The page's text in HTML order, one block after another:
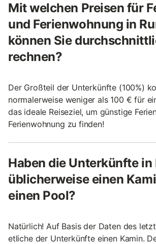
Mit welchen Preisen für
und Ferienwohnung in
können Sie
rechnen?
Der Großteil der Unterkünfte (100%)
normalerweise weniger als 100 € für
das ideale Reiseziel, um günstige
Ferienwohnung zu finden!
Haben die Unterkünfte in
üblicherweise einen
einen Pool?
Natürlich! Auf Basis der Daten des
etliche der Unterkünfte einen Kamin.